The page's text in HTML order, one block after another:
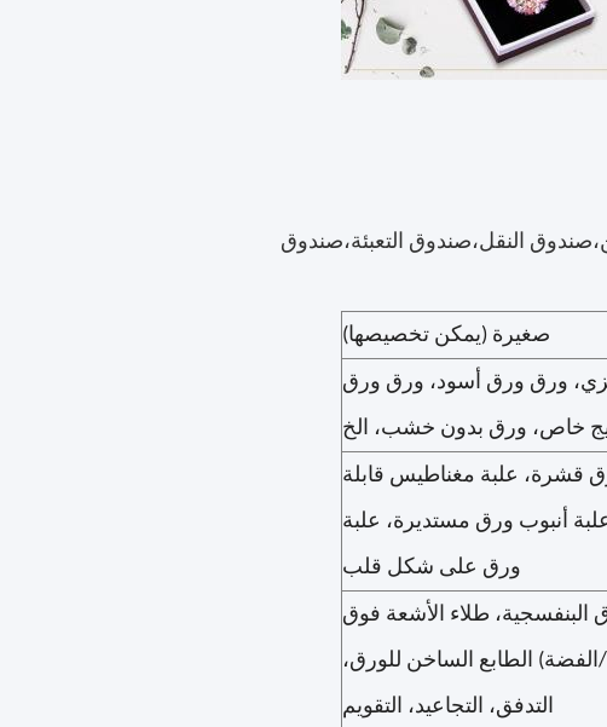
النقل،صندوق التعبئة،صندوق
صغيرة (يمكن تخصيصها)
ورق ورق أسود، ورق ورق
خاص، ورق بدون خشب، الخ
قشرة، علبة مغناطيس قابلة
أنبوب ورق مستديرة، علبة
ورق على شكل قلب
البنفسجية، طلاء الأشعة فوق
الفضة) الطابع الساخن للورق،
التدفق، التجاعيد، التقويم